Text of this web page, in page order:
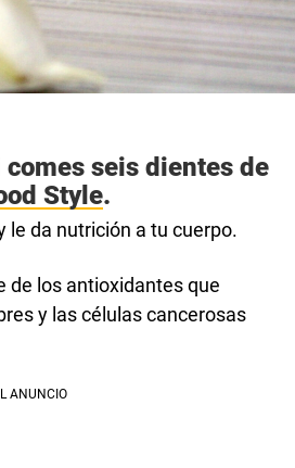
seis dientes de
Style.
le da nutrición a tu cuerpo.
de los antioxidantes que
y las células cancerosas